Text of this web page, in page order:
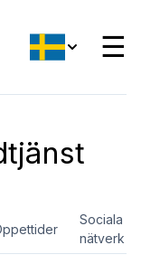
☰
Sociala
nätverk